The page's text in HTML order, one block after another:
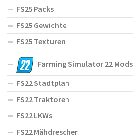
FS25 Packs
FS25 Gewichte
FS25 Texturen
Farming Simulator 22 Mods
FS22 Stadtplan
FS22 Traktoren
FS22 LKWs
FS22 Mähdrescher